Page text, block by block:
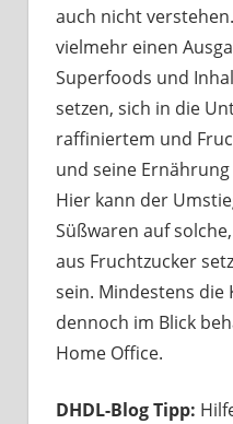
auch nicht
vielmehr einen
Superfoods und
setzen, sich in die
raffiniertem und
und seine
Hier kann der
Süßwaren auf
aus Fruchtzucker
sein. Mindestens die
dennoch im Blick
Home Office.
DHDL-Blog Tipp: